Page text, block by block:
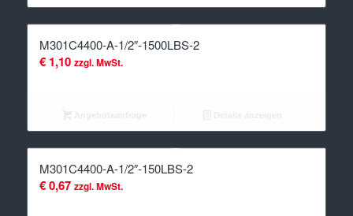
M301C4400-A-1/2″-1500LBS-2
€1,10 zzgl. MwSt.
M301C4400-A-1/2″-150LBS-2
€0,67 zzgl. MwSt.